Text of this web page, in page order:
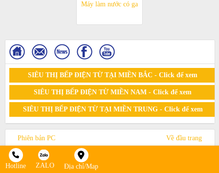
Máy làm nước có ga
SIÊU THỊ BẾP ĐIỆN TỪ TẠI MIỀN BẮC - Click để xem
SIÊU THỊ BẾP ĐIỆN TỪ MIỀN NAM - Click để xem
SIÊU THỊ BẾP ĐIỆN TỪ TẠI MIỀN TRUNG - Click để xem
Phiên bản PC Về đầu trang
© 2015. All Rights Reserved by sieuthibepdientu
Hotline ZALO Địa chỉ/Map